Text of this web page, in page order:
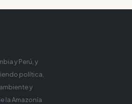
y Perú, y
política,
y
la Amazonía